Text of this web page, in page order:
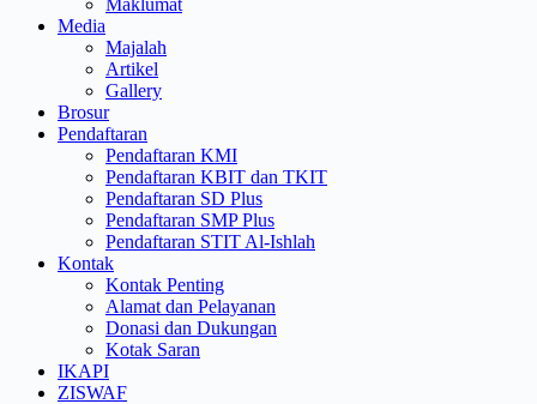
Media
Majalah
Artikel
Gallery
Brosur
Pendaftaran
Pendaftaran KMI
Pendaftaran KBIT dan TKIT
Pendaftaran SD Plus
Pendaftaran SMP Plus
Pendaftaran STIT Al-Ishlah
Kontak
Kontak Penting
Alamat dan Pelayanan
Donasi dan Dukungan
Kotak Saran
IKAPI
ZISWAF